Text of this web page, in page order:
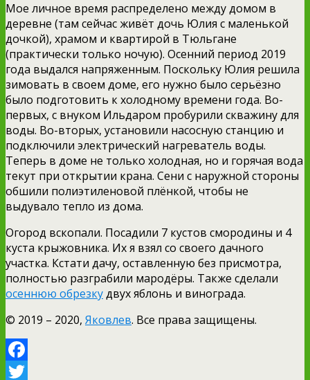
Мое личное время распределено между домом в
деревне (там сейчас живёт дочь Юлия с маленькой
дочкой), храмом и квартирой в Тюльгане
(практически только ночую). Осенний период 2019
года выдался напряженным. Поскольку Юлия решила
зимовать в своем доме, его нужно было серьёзно
было подготовить к холодному времени года. Во-
первых, с внуком Ильдаром пробурили скважину для
воды. Во-вторых, установили насосную станцию и
подключили электрический нагреватель воды.
Теперь в доме не только холодная, но и горячая вода
текут при открытии крана. Сени с наружной стороны
обшили полиэтиленовой плёнкой, чтобы не
выдувало тепло из дома.
Огород вскопали. Посадили 7 кустов смородины и 4
куста крыжовника. Их я взял со своего дачного
участка. Кстати дачу, оставленную без присмотра,
полностью разграбили мародёры. Также сделали
осеннюю обрезкудвух яблонь и винограда.
© 2019 – 2020, Яковлев. Все права защищены.
Facebook